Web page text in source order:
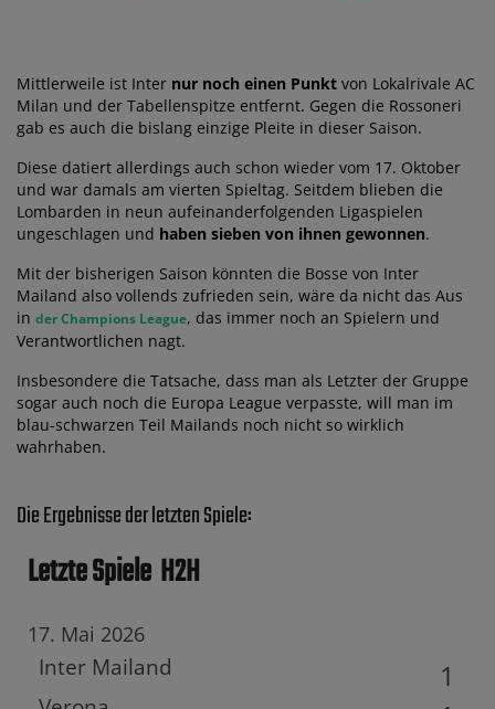
Mittlerweile ist Inter nur noch einen Punkt von Lokalrivale AC
Milan und der Tabellenspitze entfernt. Gegen die Rossoneri
gab es auch die bislang einzige Pleite in dieser Saison.
Diese datiert allerdings auch schon wieder vom 17. Oktober
und war damals am vierten Spieltag. Seitdem blieben die
Lombarden in neun aufeinanderfolgenden Ligaspielen
ungeschlagen und haben sieben von ihnen gewonnen.
Mit der bisherigen Saison könnten die Bosse von Inter
Mailand also vollends zufrieden sein, wäre da nicht das Aus
in der Champions League, das immer noch an Spielern und
Verantwortlichen nagt.
Insbesondere die Tatsache, dass man als Letzter der Gruppe
sogar auch noch die Europa League verpasste, will man im
blau-schwarzen Teil Mailands noch nicht so wirklich
wahrhaben.
Die Ergebnisse der letzten Spiele:
Letzte Spiele H2H
17. Mai 2026
Inter Mailand
1